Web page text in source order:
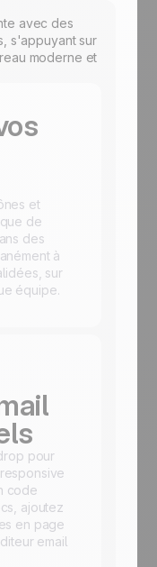
et
de
des
à
sur
équipe.
pour
code
ajoutez
en page
email